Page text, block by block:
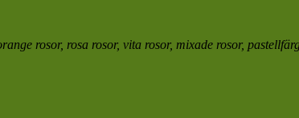
rosor, rosa rosor, vita rosor, mixade rosor,